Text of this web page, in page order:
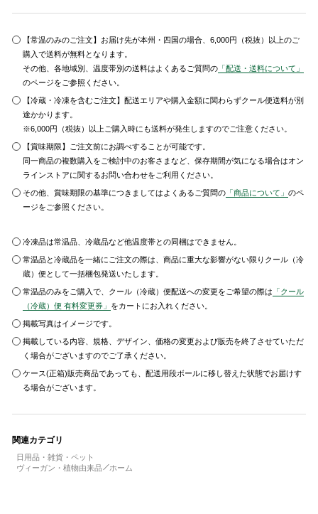
【常温のみのご注文】お届け先が本州・四国の場合、6,000円（税抜）以上のご
購入で送料が無料となります。
その他、各地域別、温度帯別の送料はよくあるご質問の 「配送・送料について」
のページをご参照ください。
【冷蔵・冷凍を含むご注文】配送エリアや購入金額に関わらずクール便送料が別
途かかります。
※6,000円（税抜）以上ご購入時にも送料が発生しますのでご注意ください。
【賞味期限】ご注文前にお調べすることが可能です。
同一商品の複数購入をご検討中のお客さまなど、保存期間が気になる場合はオン
ラインストアに関するお問い合わせをご利用ください。
その他、賞味期限の基準につきましてはよくあるご質問の 「商品について」のペ
ージをご参照ください。
冷凍品は常温品、冷蔵品など他温度帯との同梱はできません。
常温品と冷蔵品を一緒にご注文の際は、商品に重大な影響がない限りクール（冷
蔵）便として一括梱包発送いたします。
常温品のみをご購入で、クール（冷蔵）便配送への変更をご希望の際は 「クール
（冷蔵）便 有料変更券」 をカートにお入れください。
掲載写真はイメージです。
掲載している内容、規格、デザイン、価格の変更および販売を終了させていただ
く場合がございますのでご了承ください。
ケース(正箱)販売商品であっても、配送用段ボールに移し替えた状態でお届けす
る場合がございます。
関連カテゴリ
日用品・雑貨・ペット
ヴィーガン・植物由来品
ホーム